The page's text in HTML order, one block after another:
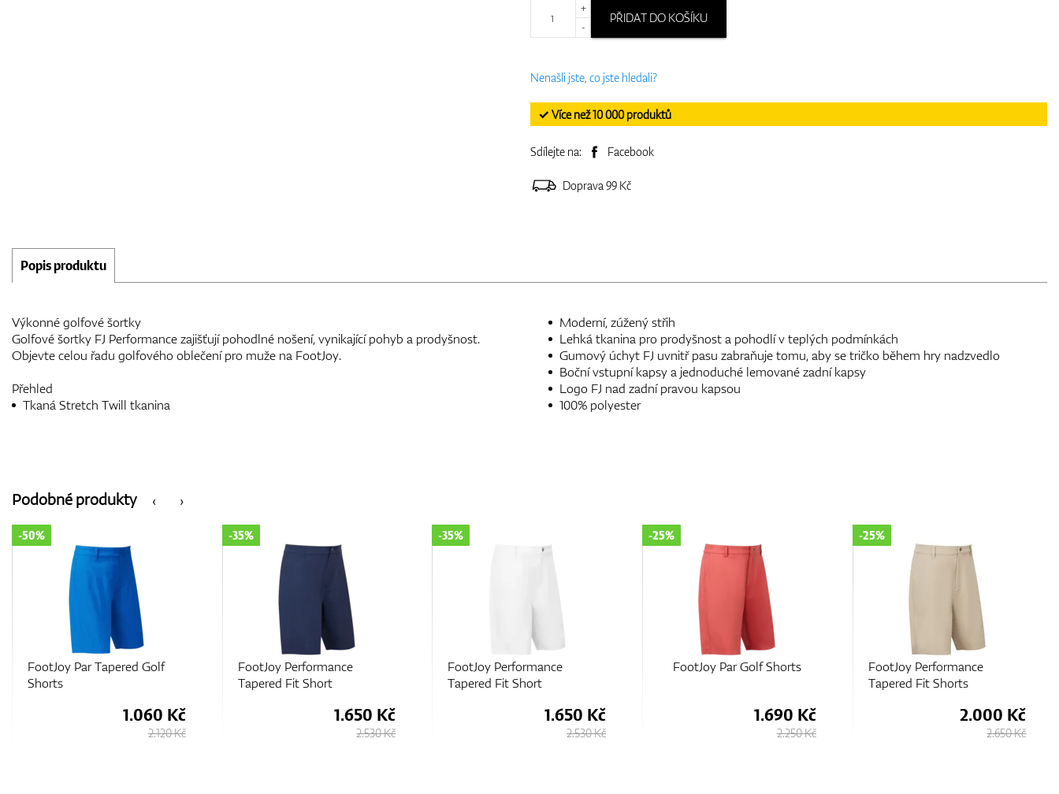
+
-
PŘIDAT DO KOŠÍKU
Nenašli jste, co jste hledali?
✓ Více než 10 000 produktů
Sdílejte na: Facebook
Doprava 99 Kč
Popis produktu
Výkonné golfové šortky
Golfové šortky FJ Performance zajišťují pohodlné nošení, vynikající pohyb a prodyšnost.
Objevte celou řadu golfového oblečení pro muže na FootJoy.
Přehled
Tkaná Stretch Twill tkanina
Moderní, zúžený střih
Lehká tkanina pro prodyšnost a pohodlí v teplých podmínkách
Gumový úchyt FJ uvnitř pasu zabraňuje tomu, aby se tričko během hry nadzvedlo
Boční vstupní kapsy a jednoduché lemované zadní kapsy
Logo FJ nad zadní pravou kapsou
100% polyester
‹
Podobné produkty ›
FootJoy Performance
Tapered Fit Short
-35%
1.650 Kč
2.530 Kč
FootJoy Performance
Tapered Fit Short
-35%
1.650 Kč
2.530 Kč
FootJoy Par Golf Shorts
-25%
1.690 Kč
2.250 Kč
FootJoy Performance
-25%
2.000 Kč
2.650 Kč
FootJoy Par Golf Shorts
-50%
1.060 Kč
2.120 Kč